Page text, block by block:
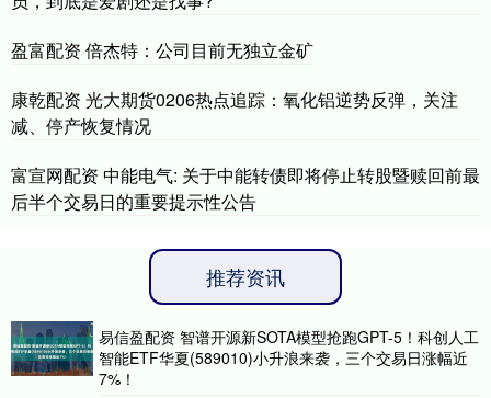
盈富配资 倍杰特：公司目前无独立金矿
康乾配资 光大期货0206热点追踪：氧化铝逆势反弹，关注
减、停产恢复情况
富宣网配资 中能电气: 关于中能转债即将停止转股暨赎回前最
后半个交易日的重要提示性公告
推荐资讯
易信盈配资 智谱开源新SOTA模型抢跑GPT-5！科创人工
智能ETF华夏(589010)小升浪来袭，三个交易日涨幅近
7%！